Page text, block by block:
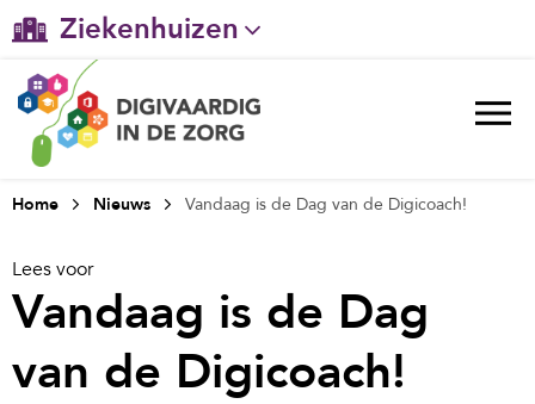
Ziekenhuizen
Gehandicaptenzorg
Verpleeghuiszorg & Zorg thuis
Ggz
Huisartsenzorg
Welzijn / sociaal werk
Home Nieuws Vandaag is de Dag van de Digicoach!
Lees voor
Vandaag is de Dag
van de Digicoach!